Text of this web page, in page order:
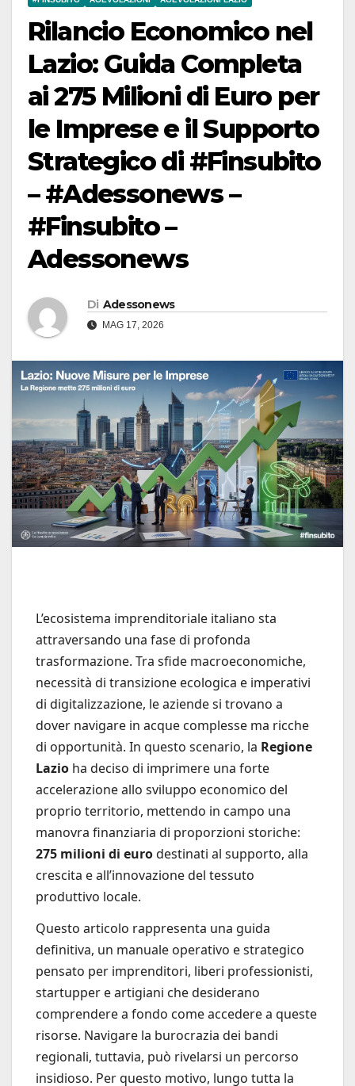
Rilancio Economico nel
Lazio: Guida Completa
ai 275 Milioni di Euro per
le Imprese e il Supporto
Strategico di #Finsubito
– #Adessonews –
#Finsubito –
Adessonews
Di Adessonews
MAG 17, 2026
L’ecosistema imprenditoriale italiano sta
attraversando una fase di profonda
trasformazione. Tra sfide macroeconomiche,
necessità di transizione ecologica e imperativi
di digitalizzazione, le aziende si trovano a
dover navigare in acque complesse ma ricche
di opportunità. In questo scenario, la Regione
Lazio ha deciso di imprimere una forte
accelerazione allo sviluppo economico del
proprio territorio, mettendo in campo una
manovra finanziaria di proporzioni storiche:
275 milioni di eurodestinati al supporto, alla
crescita e all’innovazione del tessuto
produttivo locale.
Questo articolo rappresenta una guida
definitiva, un manuale operativo e strategico
pensato per imprenditori, liberi professionisti,
startupper e artigiani che desiderano
comprendere a fondo come accedere a queste
risorse. Navigare la burocrazia dei bandi
regionali, tuttavia, può rivelarsi un percorso
insidioso. Per questo motivo, lungo tutta la